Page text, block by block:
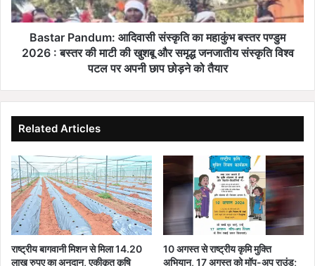
ह
नी
म
ज
में
मौ
जू
द
से
a
n
सी
स्कृ
ति
का
म
हा
भ
Bastar Pandum: आदिवासी संस्कृति का महाकुंभ बस्तर पण्डुम
2026 : बस्तर की माटी की खुशबू और समृद्ध जनजातीय संस्कृति विश्व
पटल पर अपनी छाप छोड़ने को तैयार
Related Articles
राष्ट्रीय बागवानी मिशन से मिला 14.20
लाख रुपए का अनुदान, एकीकृत कृषि
10 अगस्त से राष्ट्रीय कृमि मुक्ति
अभियान, 17 अगस्त को मॉप-अप राउंड;